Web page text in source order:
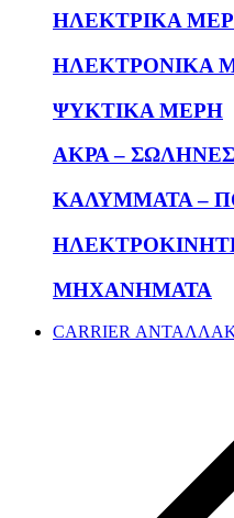
ΗΛΕΚΤΡΙΚΑ
ΗΛΕΚΤΡΟΝΙΚΑ
ΨΥΚΤΙΚΑ ΜΕΡΗ
ΑΚΡΑ – ΣΩΛΗΝΕΣ
ΚΑΛΥΜΜΑΤΑ –
ΜΗΧΑΝΗΜΑΤΑ
CARRIER